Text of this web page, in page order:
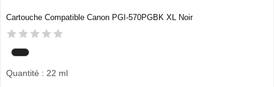
Cartouche Compatible Canon PGI-570PGBK XL Noir
Quantité : 22 ml